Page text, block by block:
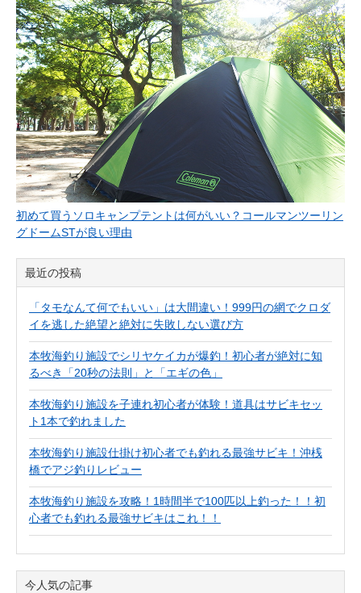
初めて買うソロキャンプテントは何がいい？コールマンツーリン
グドームSTが良い理由
最近の投稿
「タモなんて何でもいい」は大間違い！999円の網でクロダ
イを逃した絶望と絶対に失敗しない選び方
本牧海釣り施設でシリヤケイカが爆釣！初心者が絶対に知
るべき「20秒の法則」と「エギの色」
本牧海釣り施設を子連れ初心者が体験！道具はサビキセッ
ト1本で釣れました
本牧海釣り施設仕掛け初心者でも釣れる最強サビキ！沖桟
橋でアジ釣りレビュー
本牧海釣り施設を攻略！1時間半で100匹以上釣った！！初
心者でも釣れる最強サビキはこれ！！
今人気の記事